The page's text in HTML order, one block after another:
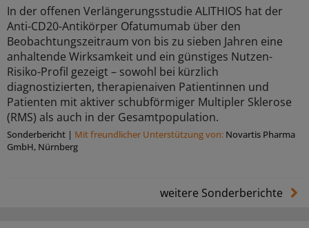
In der offenen Verlängerungsstudie ALITHIOS hat der
Anti-CD20-Antikörper Ofatumumab über den
Beobachtungszeitraum von bis zu sieben Jahren eine
anhaltende Wirksamkeit und ein günstiges Nutzen-
Risiko-Profil gezeigt – sowohl bei kürzlich
diagnostizierten, therapienaiven Patientinnen und
Patienten mit aktiver schubförmiger Multipler Sklerose
(RMS) als auch in der Gesamtpopulation.
Sonderbericht | Mit freundlicher Unterstützung von: Novartis Pharma
GmbH, Nürnberg
weitere Sonderberichte